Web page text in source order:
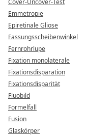
Emmetropie
Epiretinale Gliose
Fassungsscheibenwinkel
Fernrohrlupe
Fixation monolaterale
Fixationsdisparation
Fixationsdisparität
Fluobild
Formelfall
Fusion
Glaskörper